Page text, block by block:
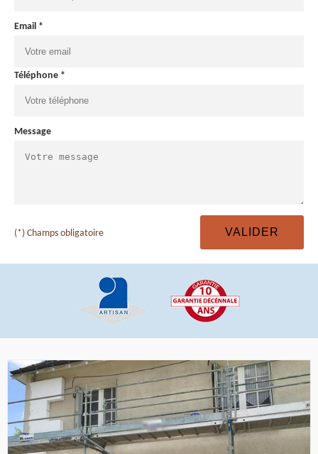
Email *
Téléphone *
Message
(*) Champs obligatoire